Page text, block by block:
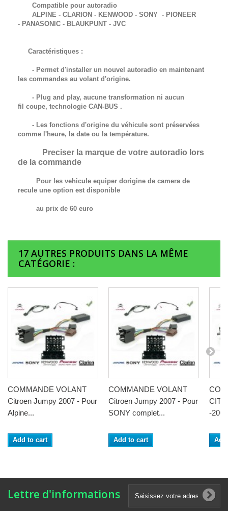
Compatible pour autoradio
ALPINE - CLARION - KENWOOD - SONY - PIONEER
- PANASONIC - BLAUKPUNT - JVC
Caractéristiques :
- Permet d'installer un nouvel autoradio en maintenant
les commandes au volant d'origine.
- Plug and play, aucune transformation ni aucun
fil coupe, technologie CAN-BUS .
- Les fonctions d'origine du véhicule sont préservées
comme l'heure, la date ou la température.
Preciser la marque de votre autoradio lors
de la commande
Pour les vehicule equiper dorigine de camera de
recule une option est disponible
au prix de 60 euro
17 AUTRES PRODUITS DANS LA MÊME
CATÉGORIE :
COMMANDE VOLANT
Citroen Jumpy 2007 - Pour
Alpine...
Add to cart
COMMANDE VOLANT
Citroen Jumpy 2007 - Pour
SONY complet...
Add to cart
-
Lettre d'informations